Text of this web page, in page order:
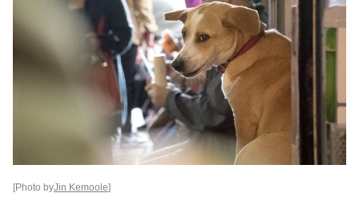
[Photo byJin Kemoole]